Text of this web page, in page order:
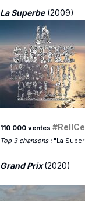
La Superbe (2009)
110 000 ventes
Top 3 chansons :"La
Grand Prix(2020)